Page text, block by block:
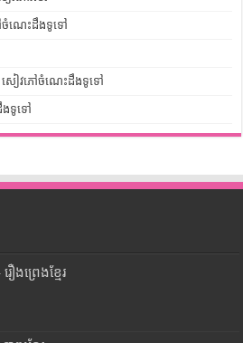
ចំណេះដឹងទូទៅ
សៀវភៅចំណេះដឹងទូទៅ
ងទូទៅ
ងព្រេងខ្មែរ